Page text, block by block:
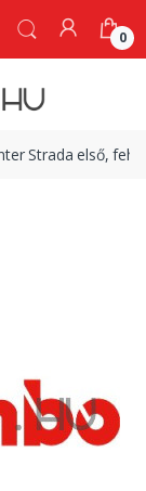
0
Strada első,
0